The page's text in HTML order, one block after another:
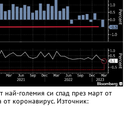
най-големия си спад през март от
от коронавирус. Източник: